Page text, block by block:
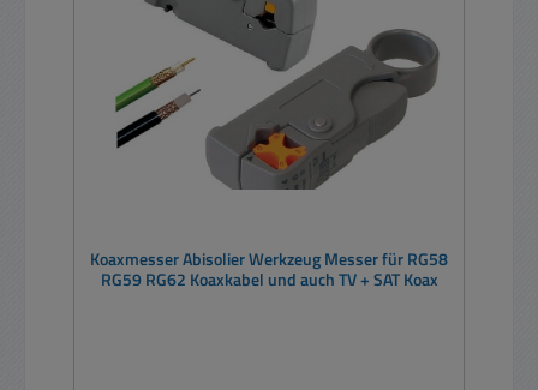
Koaxmesser Abisolier Werkzeug Messer für RG58
RG59 RG62 Koaxkabel und auch TV + SAT Koax